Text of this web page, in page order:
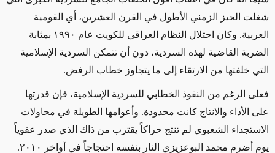
شغلت الحيز الزمني الأطول في القرن العشرين، أي القومية
العربية. وكان احتلال النظام العراقي للكويت عام ١٩٩٠ بمثابة
الضربة القاضية لهذه السردية، دون أن تتمكن السردية الإسلامية
التي خلفتها من الارتقاء إلى ما يتجاوز خطاب الرفض.
فعلى الرغم من النفوذ الخطابي للسردية الإسلامية، فإن قدرتها
على الأداء والانتاج كانت محدودة. وأعوامها الطويلة في محاولات
الاستجداء الشعبوي لم تنتج حراكاً يقترب من ذاك الذي صدر عفوياً
يوم أضرم محمد البوعزيزي النار بنفسه احتجاجاً في أواخر ٢٠١٠.